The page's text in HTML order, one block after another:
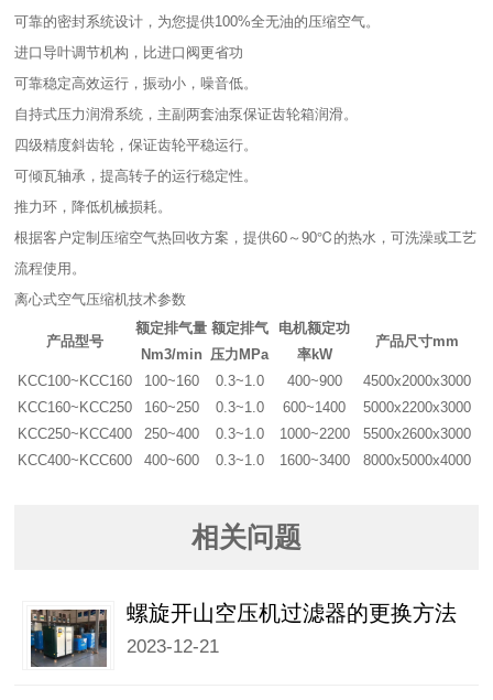
可靠的密封系统设计，为您提供100%全无油的压缩空气。
进口导叶调节机构，比进口阀更省功
可靠稳定高效运行，振动小，噪音低。
自持式压力润滑系统，主副两套油泵保证齿轮箱润滑。
四级精度斜齿轮，保证齿轮平稳运行。
可倾瓦轴承，提高转子的运行稳定性。
推力环，降低机械损耗。
根据客户定制压缩空气热回收方案，提供60～90℃的热水，可洗澡或工艺
流程使用。
离心式空气压缩机技术参数
产品型号
额定排气量
Nm3/min
额定排气
压力MPa
电机额定功
率kW
产品尺寸mm
KCC100~KCC160 100~160 0.3~1.0 400~900
4500x2000x3000
KCC160~KCC250
160~250 0.3~1.0 600~1400
5000x2200x3000
KCC250~KCC400
250~400 0.3~1.0 1000~2200
5500x2600x3000
KCC400~KCC600
400~600 0.3~1.0 1600~3400 8000x5000x4000
相关问题
螺旋开山空压机过滤器的更换方法
2023-12-21